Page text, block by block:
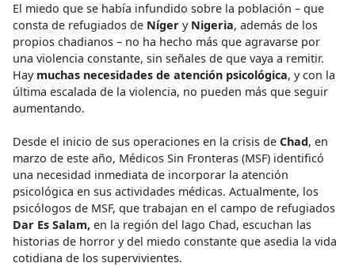
El miedo que se había infundido sobre la población – que
consta de refugiados de Níger y Nigeria, además de los
propios chadianos – no ha hecho más que agravarse por
una violencia constante, sin señales de que vaya a remitir.
Hay muchas necesidades de atención psicológica, y con la
última escalada de la violencia, no pueden más que seguir
aumentando.
Desde el inicio de sus operaciones en la crisis de Chad, en
marzo de este año, Médicos Sin Fronteras (MSF) identificó
una necesidad inmediata de incorporar la atención
psicológica en sus actividades médicas. Actualmente, los
psicólogos de MSF, que trabajan en el campo de refugiados
Dar Es Salam, en la región del lago Chad, escuchan las
historias de horror y del miedo constante que asedia la vida
cotidiana de los supervivientes.